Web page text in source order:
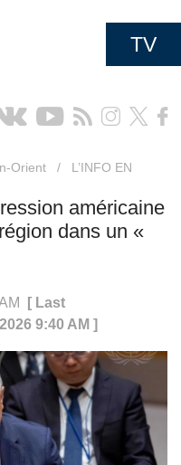
TV
Orient /
L’INFO EN
américaine
dans un «
[ Last
9:40 AM ]